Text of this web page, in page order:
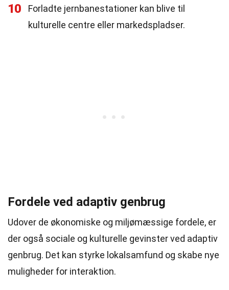
10
Forladte jernbanestationer kan blive til
kulturelle centre eller markedspladser.
Fordele ved adaptiv genbrug
Udover de økonomiske og miljømæssige fordele, er
der også sociale og kulturelle gevinster ved adaptiv
genbrug. Det kan styrke lokalsamfund og skabe nye
muligheder for interaktion.